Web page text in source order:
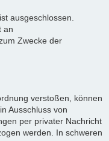
ausgeschlossen.
an
Zwecke der
verstoßen, können
Ausschluss von
per privater Nachricht
werden. In schweren